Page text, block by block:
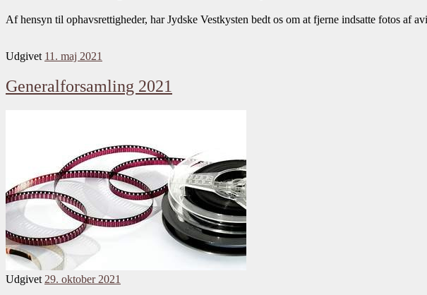
Af hensyn til ophavsrettigheder, har Jydske Vestkysten bedt os om at fjerne indsatte fotos af
Udgivet 11. maj 2021
Generalforsamling 2021
Udgivet 29. oktober 2021